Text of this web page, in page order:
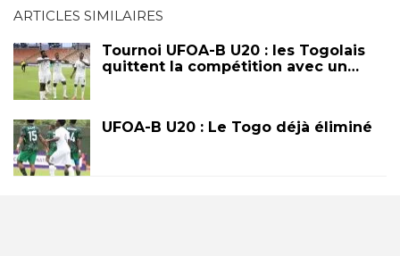
ARTICLES SIMILAIRES
Tournoi UFOA-B U20 : les Togolais
quittent la compétition avec un…
UFOA-B U20 : Le Togo déjà éliminé